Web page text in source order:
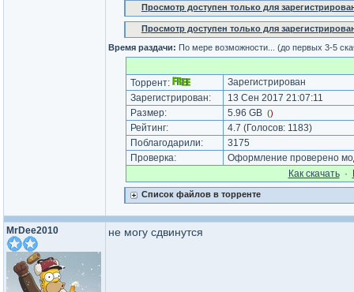
Просмотр доступен только для
Просмотр доступен только для
Время раздачи: По мере возможности... (до первых 3-5
Торрент:
Зарегистрирован
Зарегистрирован:
13 Сен 2017 21:07:11
Размер:
5.96 GB ()
Рейтинг: 4.7 (Голосов: 1183)
Поблагодарили:
3175
Проверка:
Оформление проверено
Как cкачать·
Список файлов в торренте
MrDee2010 не могу сдвинутся